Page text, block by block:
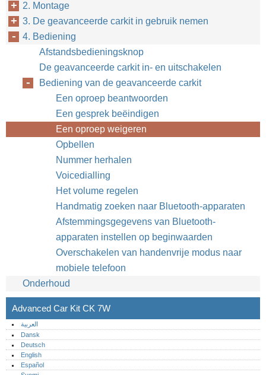
2. Montage
3. De geavanceerde carkit in gebruik nemen
4. Bediening
Afstandsbedieningsknop
De geavanceerde carkit in- en uitschakelen
Bediening van de geavanceerde carkit
Een oproep beantwoorden
Een gesprek beëindigen
Een oproep weigeren
Opbellen
Nummer herhalen
Voicedialling
Het volume regelen
Handmatig zoeken naar Bluetooth-apparaten
Afstemmingsgegevens van Bluetooth-
apparaten instellen op beginwaarden
Overschakelen van handenvrije modus naar
mobiele telefoon
Onderhoud
Advanced Car Kit CK 7W
العربية
Dansk
Deutsch
English
Español